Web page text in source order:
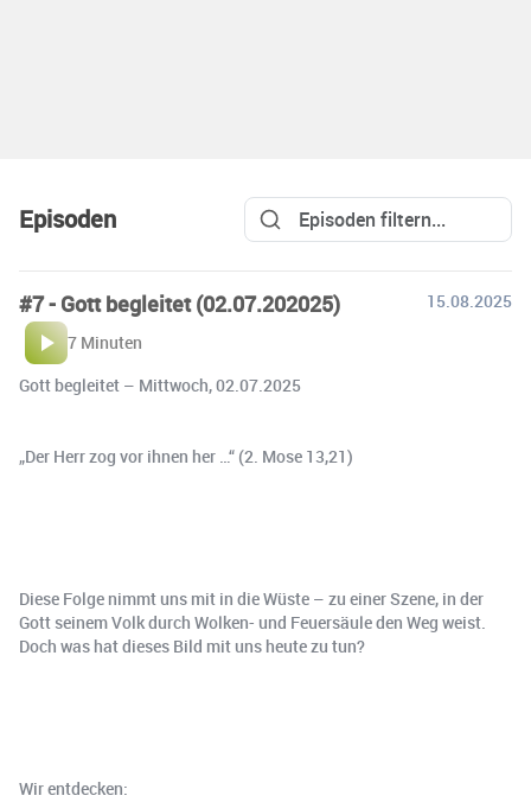
Episoden
#7 - Gott begleitet (02.07.202025)
15.08.2025
7 Minuten
Gott begleitet – Mittwoch, 02.07.2025
„Der Herr zog vor ihnen her …“ (2. Mose 13,21)
Diese Folge nimmt uns mit in die Wüste – zu einer Szene, in der
Gott seinem Volk durch Wolken- und Feuersäule den Weg weist.
Doch was hat dieses Bild mit uns heute zu tun?
Wir entdecken: